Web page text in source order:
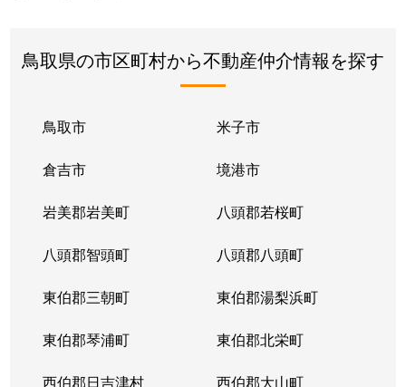
鳥取県の市区町村から不動産仲介情報を探す
鳥取市 米子市
倉吉市 境港市
岩美郡岩美町 八頭郡若桜町
八頭郡智頭町 八頭郡八頭町
東伯郡三朝町 東伯郡湯梨浜町
東伯郡琴浦町 東伯郡北栄町
西伯郡日吉津村 西伯郡大山町